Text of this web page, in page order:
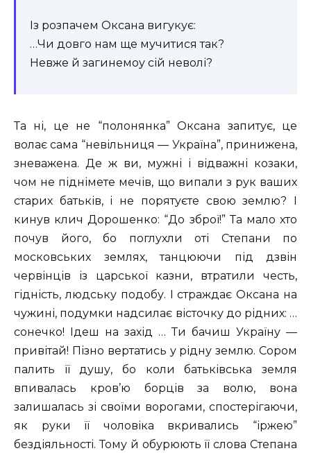
Із розпачем Оксана вигукує:
…Чи довго нам ще мучитися так?
Невже й загинемоу сій неволі?
Та ні, це не “полонянка” Оксана запитує, це
волає сама “невільниця — Україна”, принижена,
зневажена. Де ж ви, мужні і відважні козаки,
чом не піднімете мечів, що випали з рук ваших
старих батьків, і не порятуєте свою землю? І
кинув клич Дорошенко: “До зброї!” Та мало хто
почув його, бо поглухли оті Степани по
московських землях, танцюючи під дзвін
червінців із царської казни, втратили честь,
гідність, людську подобу. І страждає Оксана на
чужині, подумки надсилає вісточку до рідних: …
сонечко! Ідеш на захід … Ти бачиш Україну —
привітай! Пізно вертатись у рідну землю. Сором
палить її душу, бо коли батьківська земля
впивалась кров’ю борців за волю, вона
залишалась зі своїми ворогами, спостерігаючи,
як руки її чоловіка вкривались “іржею”
бездіяльності. Тому й обурюють її слова Степана